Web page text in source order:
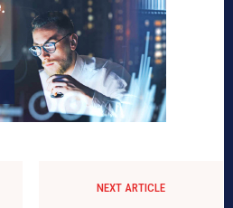
NEXT ARTICLE